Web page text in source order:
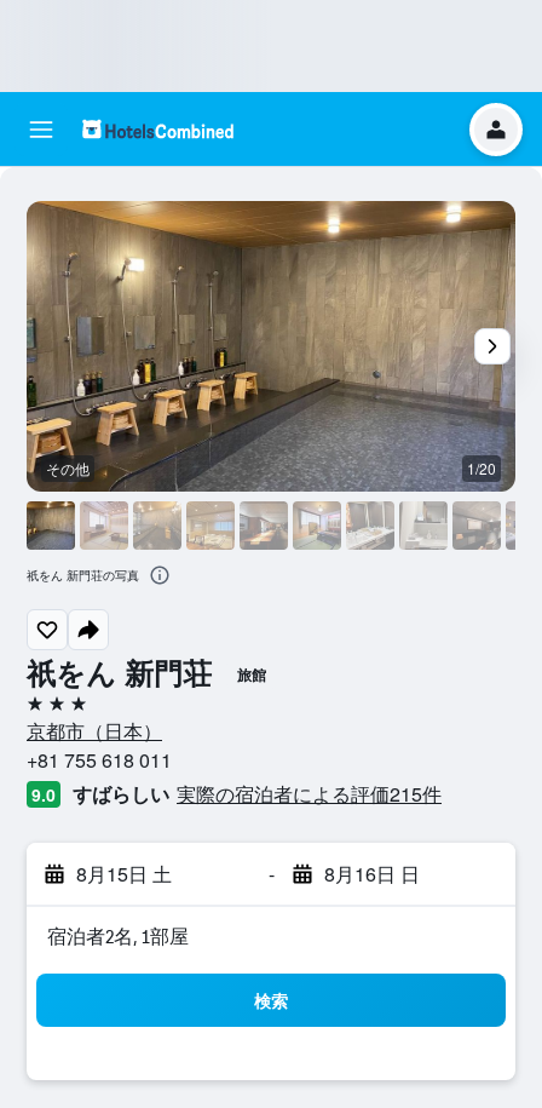
祇をん 新門荘 旅館
3つ星
京都市​（日本​）​
+81 755 618 011
9.0 すばらしい 実際の宿泊者による評価215​件
8月15日 土 - 8月16日 日
宿泊者2名, 1​部屋
検索
その他 1/20
祇をん 新門荘の写真